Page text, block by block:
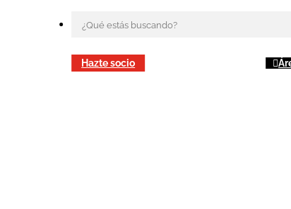
Hazte socio